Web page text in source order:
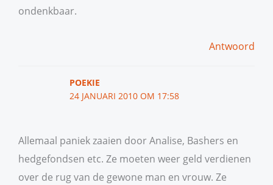
ondenkbaar.
Antwoord
POEKIE
24 JANUARI 2010 OM 17:58
Allemaal paniek zaaien door Analise, Bashers en
hedgefondsen etc. Ze moeten weer geld verdienen
over de rug van de gewone man en vrouw. Ze